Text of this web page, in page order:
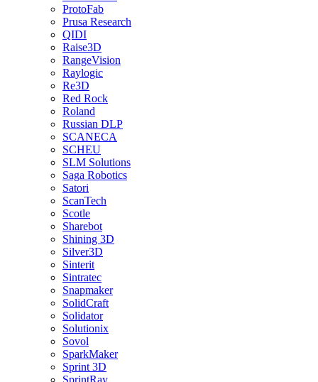
ProtoFab
Prusa Research
QIDI
Raise3D
RangeVision
Raylogic
Re3D
Red Rock
Roland
Russian DLP
SCANECA
SCHEU
SLM Solutions
Saga Robotics
Satori
ScanTech
Scotle
Sharebot
Shining 3D
Silver3D
Sinterit
Sintratec
Snapmaker
SolidCraft
Solidator
Solutionix
Sovol
SparkMaker
Sprint 3D
SprintRay